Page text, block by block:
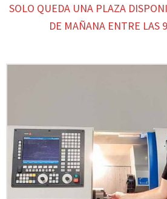
SOLO QUEDA UNA PLAZA
DE MAÑANA ENTRE LAS